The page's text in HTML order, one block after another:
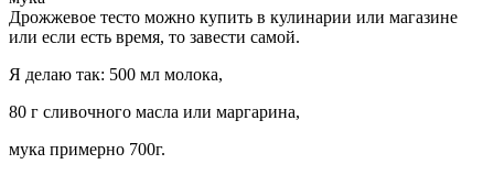
Дрожжевое тесто можно купить в кулинарии или магазине
или если есть время, то завести самой.
Я делаю так: 500 мл молока,
80 г сливочного масла или маргарина,
мука примерно 700г.